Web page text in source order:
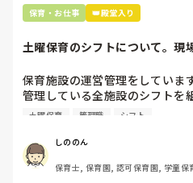
辞めることは逃げ、と、過去辞
います
保育・お仕事 👑殿堂入り
土曜保育のシフトについて。現
保育施設の運営管理をしています
管理している全施設のシフトを
曜保育だけは入れる方が少なく
て入職しているはずですが、い
出勤が出来ない方ばかりです。
土曜保育 管理職 シフト
しののん
保育士, 保育園, 認可保育園, 学童保